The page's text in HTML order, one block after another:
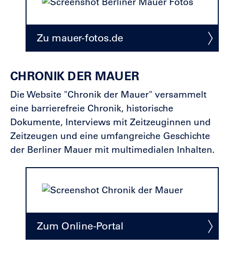
Zu mauer-fotos.de
CHRONIK DER MAUER
Die Website "Chronik der Mauer" versammelt
eine barrierefreie Chronik, historische
Dokumente, Interviews mit Zeitzeuginnen und
Zeitzeugen und eine umfangreiche Geschichte
der Berliner Mauer mit multimedialen Inhalten.
Zum Online-Portal